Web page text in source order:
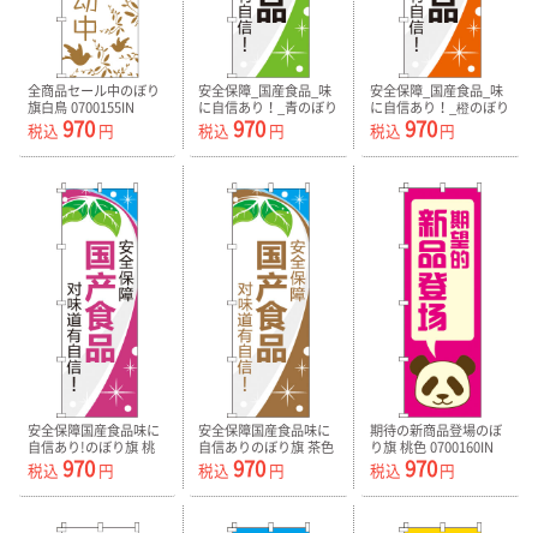
全商品セール中のぼり
旗白鳥 0700155IN
税込 970 円
安全保障_国産食品_味
に自信あり！_青のぼり
旗0700156IN
税込 970円
安全保障_国産食品_味
に自信あり！_橙のぼり
旗-0700157IN
税込 970円
安全保障国産食品味に
自信あり!のぼり旗 桃
色 0700158IN
税込 970 円
安全保障国産食品味に
自信ありのぼり旗 茶色
0700159IN
税込 970円
期待の新商品登場のぼ
り旗 桃色 0700160IN
税込 970円